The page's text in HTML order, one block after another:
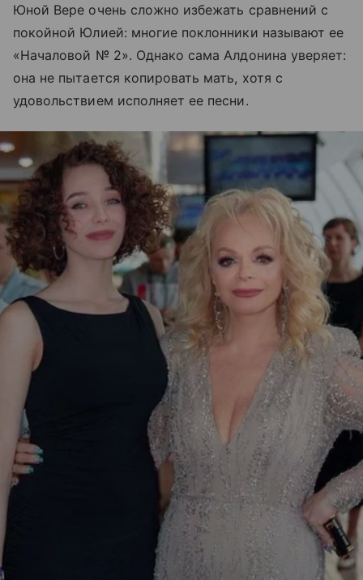
Юной Вере очень сложно избежать сравнений с
покойной Юлией: многие поклонники называют ее
«Началовой № 2». Однако сама Алдонина уверяет:
она не пытается копировать мать, хотя с
удовольствием исполняет ее песни.